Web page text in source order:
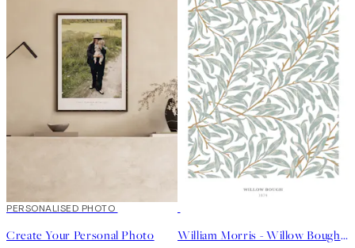
20%*Luo taidetta
PERSONALISED PHOTO
Create Your Personal Photo William Morris - Willow Bough Juliste